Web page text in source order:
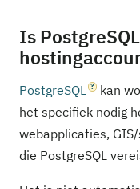
Is
PostgreSQL
kan
het specifiek nodig
webapplicaties,
die PostgreSQL